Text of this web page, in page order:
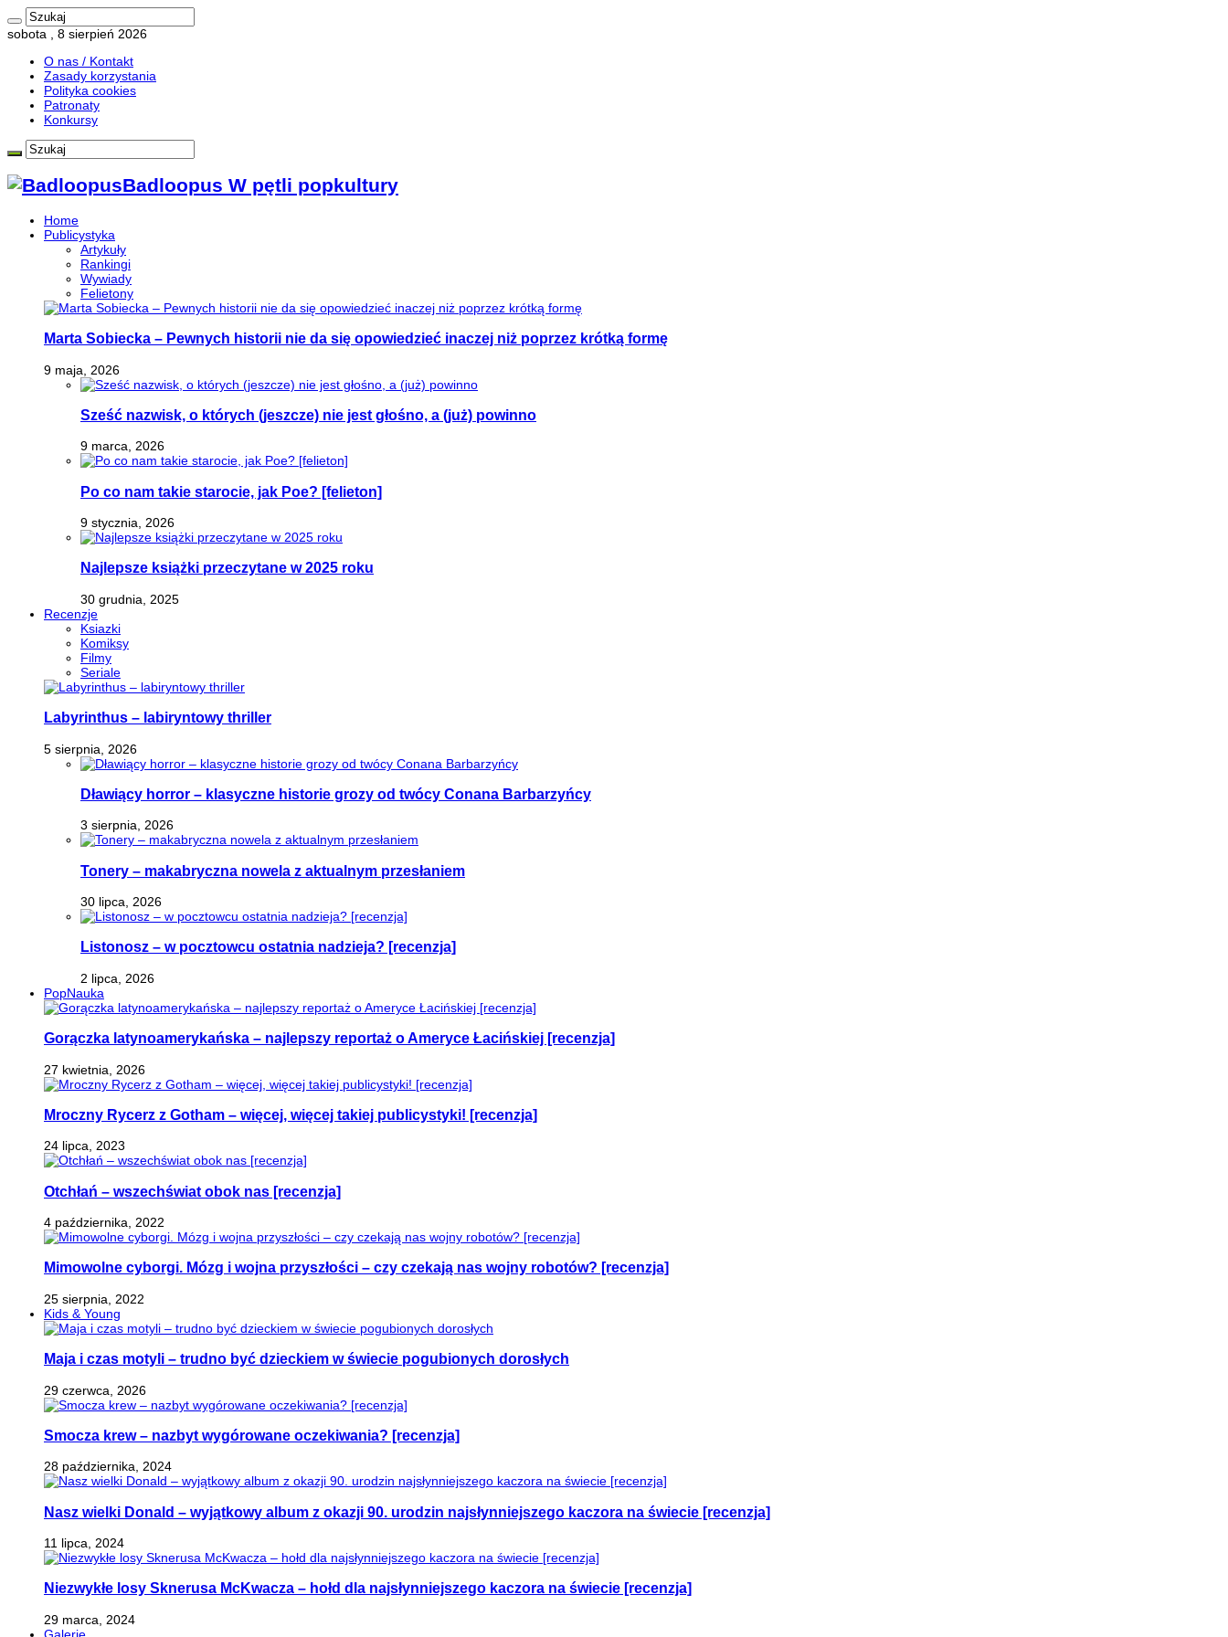
sobota , 8 sierpień 2026
O nas / Kontakt
Zasady korzystania
Polityka cookies
Patronaty
Konkursy
Badloopus W pętli popkultury
Home
Publicystyka
Artykuły
Rankingi
Wywiady
Felietony
Marta Sobiecka – Pewnych historii nie da się opowiedzieć inaczej niż poprzez krótką formę
9 maja, 2026
Sześć nazwisk, o których (jeszcze) nie jest głośno, a (już) powinno
9 marca, 2026
Po co nam takie starocie, jak Poe? [felieton]
9 stycznia, 2026
Najlepsze książki przeczytane w 2025 roku
30 grudnia, 2025
Recenzje
Ksiazki
Komiksy
Filmy
Seriale
Labyrinthus – labiryntowy thriller
5 sierpnia, 2026
Dławiący horror – klasyczne historie grozy od twócy Conana Barbarzyńcy
3 sierpnia, 2026
Tonery – makabryczna nowela z aktualnym przesłaniem
30 lipca, 2026
Listonosz – w pocztowcu ostatnia nadzieja? [recenzja]
2 lipca, 2026
PopNauka
Gorączka latynoamerykańska – najlepszy reportaż o Ameryce Łacińskiej [recenzja]
27 kwietnia, 2026
Mroczny Rycerz z Gotham – więcej, więcej takiej publicystyki! [recenzja]
24 lipca, 2023
Otchłań – wszechświat obok nas [recenzja]
4 października, 2022
Mimowolne cyborgi. Mózg i wojna przyszłości – czy czekają nas wojny robotów? [recenzja]
25 sierpnia, 2022
Kids & Young
Maja i czas motyli – trudno być dzieckiem w świecie pogubionych dorosłych
29 czerwca, 2026
Smocza krew – nazbyt wygórowane oczekiwania? [recenzja]
28 października, 2024
Nasz wielki Donald – wyjątkowy album z okazji 90. urodzin najsłynniejszego kaczora na świecie [recenzja]
11 lipca, 2024
Niezwykłe losy Sknerusa McKwacza – hołd dla najsłynniejszego kaczora na świecie [recenzja]
29 marca, 2024